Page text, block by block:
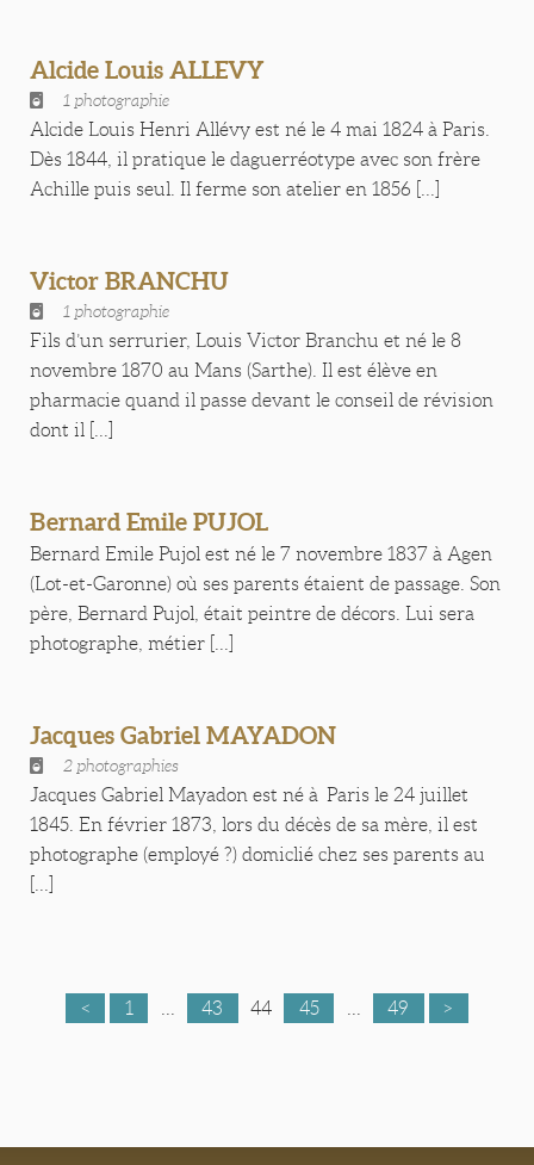
Alcide Louis ALLEVY
1 photographie
Alcide Louis Henri Allévy est né le 4 mai 1824 à Paris.
Dès 1844, il pratique le daguerréotype avec son frère
Achille puis seul. Il ferme son atelier en 1856 [...]
Victor BRANCHU
1 photographie
Fils d’un serrurier, Louis Victor Branchu et né le 8
novembre 1870 au Mans (Sarthe). Il est élève en
pharmacie quand il passe devant le conseil de révision
dont il [...]
Bernard Emile PUJOL
Bernard Emile Pujol est né le 7 novembre 1837 à Agen
(Lot-et-Garonne) où ses parents étaient de passage. Son
père, Bernard Pujol, était peintre de décors. Lui sera
photographe, métier [...]
Jacques Gabriel MAYADON
2 photographies
Jacques Gabriel Mayadon est né à Paris le 24 juillet
1845. En février 1873, lors du décès de sa mère, il est
photographe (employé ?) domiclié chez ses parents au
< 1 43 44 45 49 >